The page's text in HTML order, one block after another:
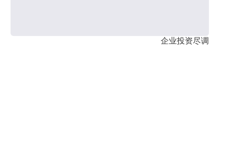
企业投资尽调